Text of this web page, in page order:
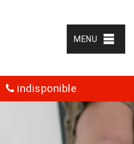
MENU
indisponible